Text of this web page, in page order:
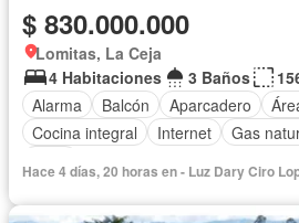
$ 830.000.000
Lomitas, La Ceja
4 Habitaciones
3 Baños
Alarma
Balcón Aparcadero
Cocina integral
Internet Gas
Hace 4 días, 20 horas en - Luz Dary Ciro